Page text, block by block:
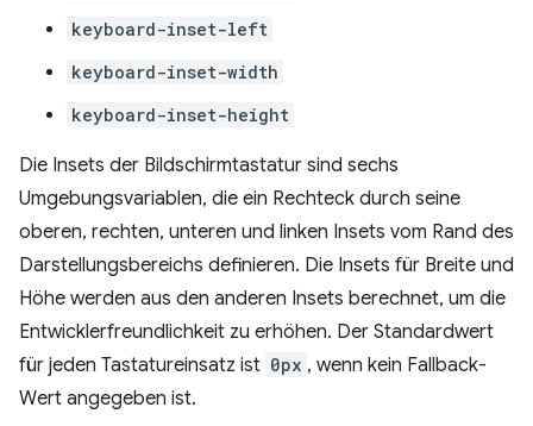
keyboard-inset-left
keyboard-inset-width
keyboard-inset-height
Die Insets der Bildschirmtastatur sind sechs
Umgebungsvariablen, die ein Rechteck durch seine
oberen, rechten, unteren und linken Insets vom Rand des
Darstellungsbereichs definieren. Die Insets für Breite und
Höhe werden aus den anderen Insets berechnet, um die
Entwicklerfreundlichkeit zu erhöhen. Der Standardwert
für jeden Tastatureinsatz ist 0px , wenn kein Fallback-
Wert angegeben ist.